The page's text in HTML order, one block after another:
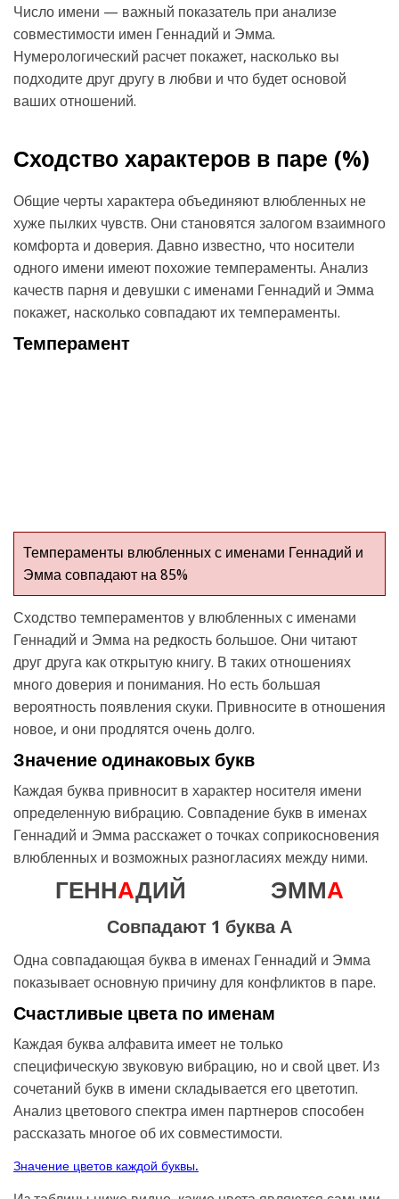
Число имени — важный показатель при анализе
совместимости имен Геннадий и Эмма.
Нумерологический расчет покажет, насколько вы
подходите друг другу в любви и что будет основой
ваших отношений.
Сходство характеров в паре (%)
Общие черты характера объединяют влюбленных не
хуже пылких чувств. Они становятся залогом взаимного
комфорта и доверия. Давно известно, что носители
одного имени имеют похожие темпераменты. Анализ
качеств парня и девушки с именами Геннадий и Эмма
покажет, насколько совпадают их темпераменты.
Темперамент
Темпераменты влюбленных с именами Геннадий и
Эмма совпадают на 85%
Сходство темпераментов у влюбленных с именами
Геннадий и Эмма на редкость большое. Они читают
друг друга как открытую книгу. В таких отношениях
много доверия и понимания. Но есть большая
вероятность появления скуки. Привносите в отношения
новое, и они продлятся очень долго.
Значение одинаковых букв
Каждая буква привносит в характер носителя имени
определенную вибрацию. Совпадение букв в именах
Геннадий и Эмма расскажет о точках соприкосновения
влюбленных и возможных разногласиях между ними.
ГЕННАДИЙ ЭММА
Совпадают 1 буква А
Одна совпадающая буква в именах Геннадий и Эмма
показывает основную причину для конфликтов в паре.
Счастливые цвета по именам
Каждая буква алфавита имеет не только
специфическую звуковую вибрацию, но и свой цвет. Из
сочетаний букв в имени складывается его цветотип.
Анализ цветового спектра имен партнеров способен
рассказать многое об их совместимости.
Значение цветов каждой буквы.